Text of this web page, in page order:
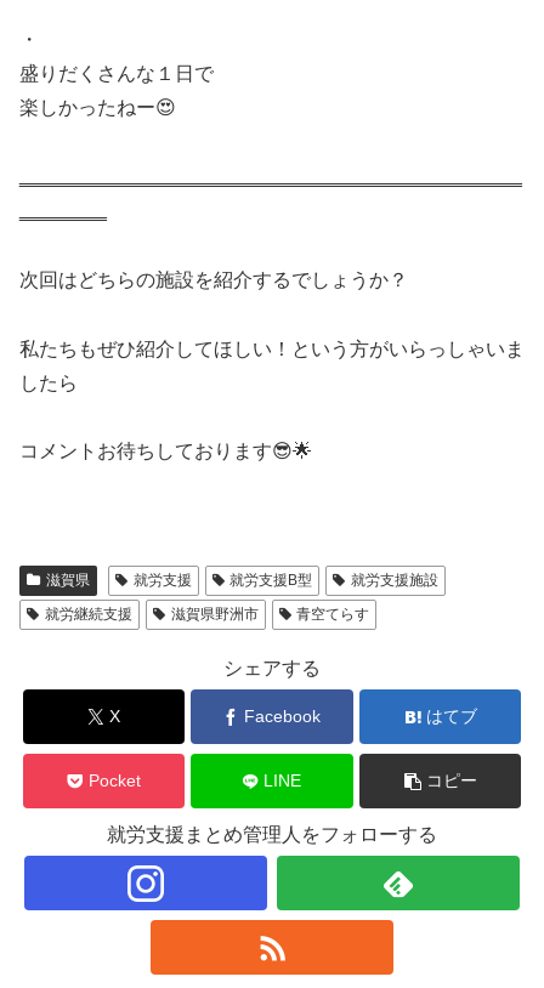
・
盛りだくさんな１日で
楽しかったねー😍
次回はどちらの施設を紹介するでしょうか？
私たちもぜひ紹介してほしい！という方がいらっしゃいま
したら
コメントお待ちしております😎🌟
滋賀県 就労支援 就労支援B型
就労支援施設
就労継続支援
滋賀県野洲市 青空てらす
シェアする
X Facebook はてブ
Pocket LINE コピー
就労支援まとめ管理人をフォローする